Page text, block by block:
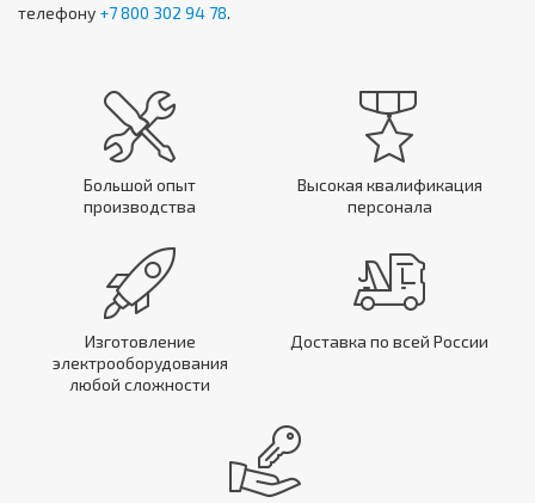
телефону +7 800 302 94 78.
Большой опыт
производства
Высокая квалификация
персонала
Изготовление
электрооборудования
любой сложности
Доставка по всей России